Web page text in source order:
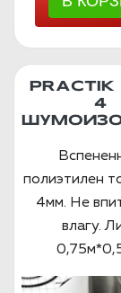
PRACTIK
4
полиэтилен
4мм. Не
влагу.